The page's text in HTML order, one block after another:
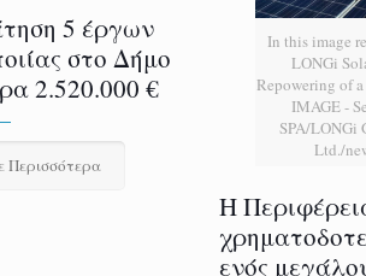
5 έργων
στο Δήμο
2.520.000 €
Περισσότερα
In this image
LONGi
Repowering of
IMAGE -
SPA/LONGi
Ltd./
H
ενός